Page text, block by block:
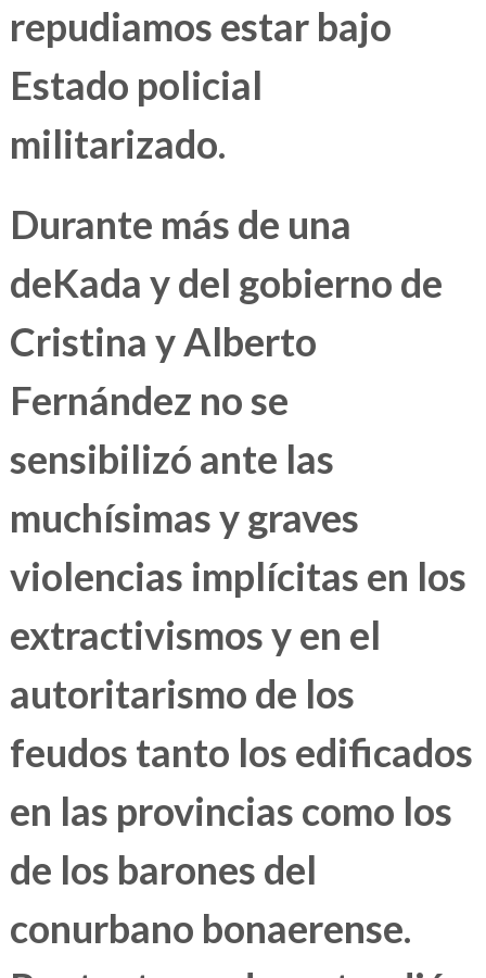
repudiamos estar bajo
Estado policial
militarizado.
Durante más de una
deKada y del gobierno de
Cristina y Alberto
Fernández no se
sensibilizó ante las
muchísimas y graves
violencias implícitas en los
extractivismos y en el
autoritarismo de los
feudos tanto los edificados
en las provincias como los
de los barones del
conurbano bonaerense.